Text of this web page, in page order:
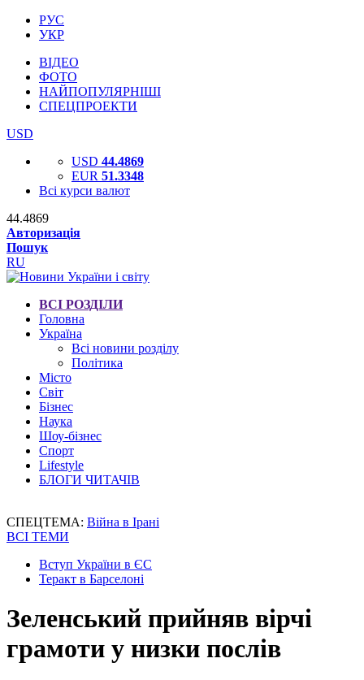
РУС
УКР
ВІДЕО
ФОТО
НАЙПОПУЛЯРНІШІ
СПЕЦПРОЕКТИ
USD
USD 44.4869
EUR 51.3348
Всі курси валют
44.4869
Авторизація
Пошук
RU
ВСІ РОЗДІЛИ
Головна
Україна
Всі новини розділу
Політика
Місто
Світ
Бізнес
Наука
Шоу-бізнес
Спорт
Lifestyle
БЛОГИ ЧИТАЧІВ
СПЕЦТЕМА: Війна в Ірані
ВСІ ТЕМИ
Вступ України в ЄС
Теракт в Барселоні
Зеленський прийняв вірчі
грамоти у низки послів